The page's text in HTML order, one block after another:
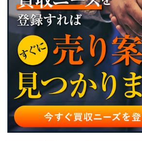
再生型M&Aとは
事業再生の手続き
事業再生のメリット・デメリット
事業再生の成功ポイント
事業再生で利用できる支援制度
事業再生ADRとは
事業再生の相談におすすめの仲介会社